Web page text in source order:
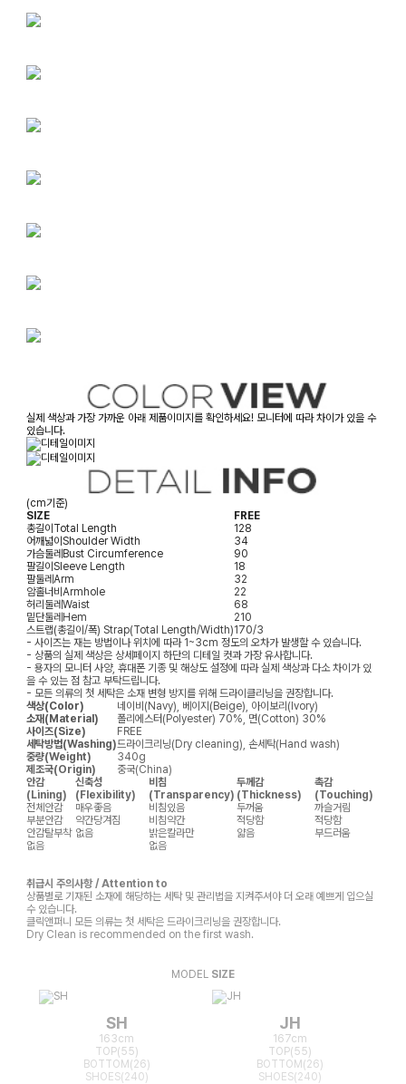
실제 색상과 가장 가까운 아래 제품이미지를 확인하세요! 모니터에 따라 차이가 있을 수
있습니다.
(cm기준)
SIZE
FREE
총길이Total Length
128
어깨넓이Shoulder Width
34
가슴둘레Bust Circumference
90
팔길이Sleeve Length
18
팔둘레Arm
32
암홀너비Armhole
22
허리둘레Waist
68
밑단둘레Hem
210
스트랩(총길이/폭) Strap(Total Length/Width)170/3
- 사이즈는 재는 방법이나 위치에 따라 1~3cm 정도의 오차가 발생할 수 있습니다.
- 상품의 실제 색상은 상세페이지 하단의 디테일 컷과 가장 유사합니다.
- 용자의 모니터 사양, 휴대폰 기종 및 해상도 설정에 따라 실제 색상과 다소 차이가 있
을 수 있는 점 참고 부탁드립니다.
- 모든 의류의 첫 세탁은 소재 변형 방지를 위해 드라이클리닝을 권장합니다.
색상(Color)
네이비(Navy), 베이지(Beige), 아이보리(Ivory)
소재(Material)
폴리에스터(Polyester) 70%, 면(Cotton) 30%
사이즈(Size)
FREE
세탁방법(Washing)드라이크리닝(Dry cleaning), 손세탁(Hand wash)
중량(Weight)
340g
제조국(Origin)
중국(China)
안감
(Lining)
신축성
(Flexibility)
비침
(Transparency)
두께감
(Thickness)
촉감
(Touching)
전체안감
매우좋음 비침있음 두꺼움
까슬거림
부분안감
약간당겨짐 비침약간 적당함
적당함
안감탈부착 없음 밝은칼라만 얇음
부드러움
없음
없음
취급시 주의사항 / Attention to
상품별로 기재된 소재에 해당하는 세탁 및 관리법을 지켜주셔야 더 오래 예쁘게 입으실
수 있습니다.
클릭앤퍼니 모든 의류는 첫 세탁은 드라이크리닝을 권장합니다.
Dry Clean is recommended on the first wash.
MODEL SIZE
SH
163cm
TOP(55)
BOTTOM(26)
SHOES(240)
JH
167cm
TOP(55)
BOTTOM(26)
SHOES(240)